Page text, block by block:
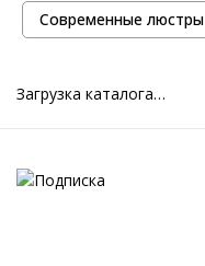
Современные люстры
Загрузка каталога…